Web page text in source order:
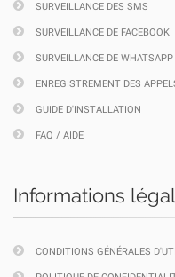
SURVEILLANCE DES SMS
SURVEILLANCE DE FACEBOOK
SURVEILLANCE DE WHATSAPP
ENREGISTREMENT DES
GUIDE D'INSTALLATION
FAQ / AIDE
Informations
CONDITIONS GÉNÉRALES